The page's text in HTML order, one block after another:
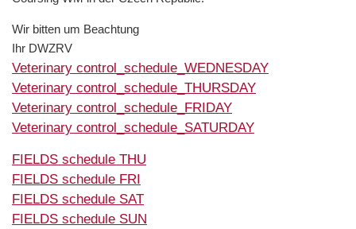
Wir bitten um Beachtung
Ihr DWZRV
Veterinary control_schedule_WEDNESDAY
Veterinary control_schedule_THURSDAY
Veterinary control_schedule_FRIDAY
Veterinary control_schedule_SATURDAY
FIELDS schedule THU
FIELDS schedule FRI
FIELDS schedule SAT
FIELDS schedule SUN